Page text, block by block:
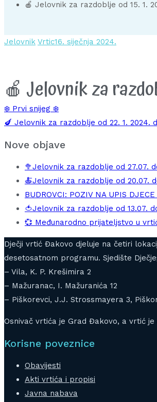
🍎 Jelovnik za razdoblje od 15. 1.
Jelovnik Vrtic16. siječnja 2024.
🍎 Jelovnik za
Navigacija
objava
❄️ Prvi snijeg ❄️
🍆 Jelovnik za razdoblje od 22. 1. 2024.
Nove objave
🥦Jelovnik za razdoblje od 27.07.
🍝Jelovnik za razdoblje od 20.07.
BUDROVCI: POZIV NA UPIS
🍅Jelovnik za razdoblje od 13.07.
💞 Međunarodno prijateljstvo u
Dječji vrtić Đakovo djeluje na četiri
desetosatnom programu. Sjedište
– Vila, K. P. Krešimira 2
– Mažuranac, I. Mažuranića 12
– Piškorevci, J.J. Strossmayera 3,
Osnivač vrtića je Grad Đakovo, a vrtić je
Korisne poveznice
Obavijesti
Akti vrtića i propisi
Javna nabava